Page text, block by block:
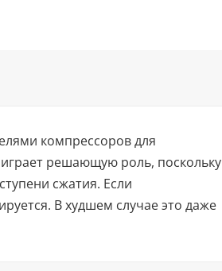
компрессоров для
решающую роль, поскольку
сжатия. Если
В худшем случае это даже